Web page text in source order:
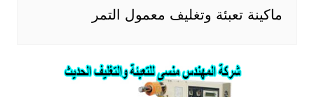
ماكينة تعبئة وتغليف معمول التمر